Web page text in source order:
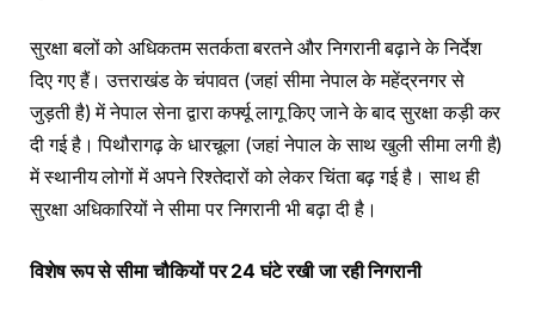
सुरक्षा बलों को अधिकतम सतर्कता बरतने और निगरानी बढ़ाने के निर्देश
दिए गए हैं। उत्तराखंड के चंपावत (जहां सीमा नेपाल के महेंद्रनगर से
जुड़ती है) में नेपाल सेना द्वारा कर्फ्यू लागू किए जाने के बाद सुरक्षा कड़ी कर
दी गई है। पिथौरागढ़ के धारचूला (जहां नेपाल के साथ खुली सीमा लगी है)
में स्थानीय लोगों में अपने रिश्तेदारों को लेकर चिंता बढ़ गई है। साथ ही
सुरक्षा अधिकारियों ने सीमा पर निगरानी भी बढ़ा दी है।
विशेष रूप से सीमा चौकियों पर 24 घंटे रखी जा रही निगरानी